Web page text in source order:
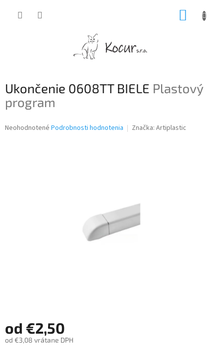
Ukončenie 0608TT BIELE Plastový
program
Priemerné
Neohodnotené Podrobnosti hodnotenia Značka: Artiplastic
od €2,50
od €3,08 vrátane DPH